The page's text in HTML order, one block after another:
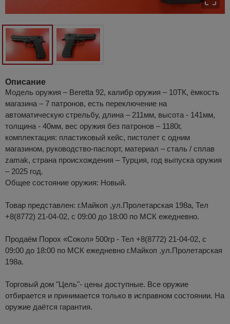
Описание
Модель оружия – Beretta 92, калибр оружия – 10ТК, ёмкость
магазина – 7 патронов, есть переключение на
автоматическую стрельбу, длина – 211мм, высота - 141мм,
толщина - 40мм, вес оружия без патронов – 1180г,
комплектация: пластиковый кейс, пистолет с одним
магазином, руководство-паспорт, материал – сталь / сплав
zamak, страна происхождения – Турция, год выпуска оружия
– 2025 год.
Общее состояние оружия: Новый.
Товар представлен: г.Майкоп ,ул.Пролетарская 198а, Тел
+8(8772) 21-04-02, с 09:00 до 18:00 по МСК ежедневно.
Продаём Порох «Сокол» 500гр - Тел +8(8772) 21-04-02, с
09:00 до 18:00 по МСК ежедневно г.Майкоп ,ул.Пролетарская
198а.
Торговый дом "Цель"- цены доступные. Все оружие
отбирается и принимается только в исправном состоянии. На
оружие даётся гарантия.